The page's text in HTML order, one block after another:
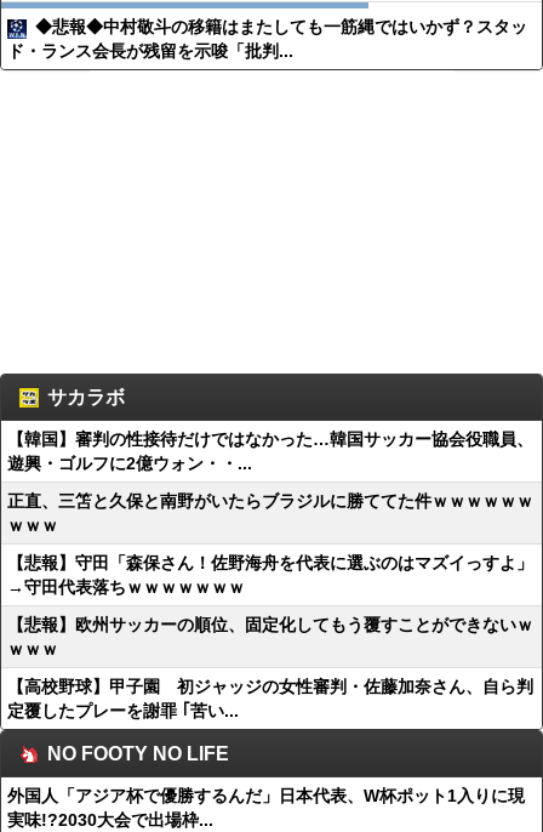
◆悲報◆中村敬斗の移籍はまたしても一筋縄ではいかず？スタッ
ド・ランス会長が残留を示唆「批判...
サカラボ
【韓国】審判の性接待だけではなかった…韓国サッカー協会役職員、
遊興・ゴルフに2億ウォン・・...
正直、三笘と久保と南野がいたらブラジルに勝ててた件ｗｗｗｗｗｗ
ｗｗｗ
【悲報】守田「森保さん！佐野海舟を代表に選ぶのはマズイっすよ」
→守田代表落ちｗｗｗｗｗｗｗ
【悲報】欧州サッカーの順位、固定化してもう覆すことができないｗ
ｗｗｗ
【高校野球】甲子園 初ジャッジの女性審判・佐藤加奈さん、自ら判
定覆したプレーを謝罪 ｢苦い...
NO FOOTY NO LIFE
外国人「アジア杯で優勝するんだ」日本代表、W杯ポット1入りに現
実味!?2030大会で出場枠...